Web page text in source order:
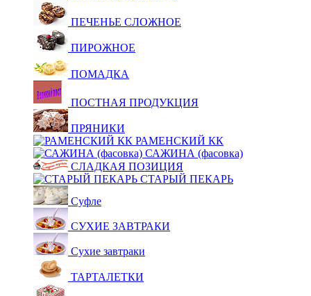
ПЕЧЕНЬЕ СЛОЖНОЕ
ПИРОЖНОЕ
ПОМАДКА
ПОСТНАЯ ПРОДУКЦИЯ
ПРЯНИКИ
РАМЕНСКИЙ КК
САЖИНА (фасовка)
СЛАДКАЯ ПОЗИЦИЯ
СТАРЫЙ ПЕКАРЬ
Суфле
СУХИЕ ЗАВТРАКИ
Сухие завтраки
ТАРТАЛЕТКИ